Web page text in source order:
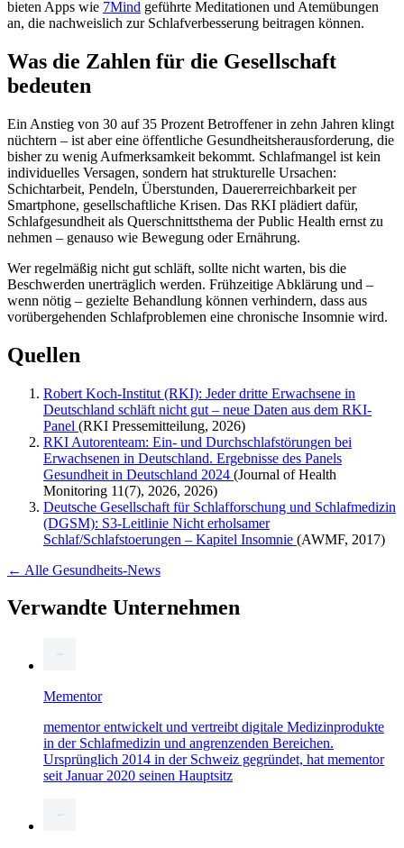
bieten Apps wie 7Mind geführte Meditationen und Atemübungen
an, die nachweislich zur Schlafverbesserung beitragen können.
Was die Zahlen für die Gesellschaft
bedeuten
Ein Anstieg von 30 auf 35 Prozent Betroffener in zehn Jahren klingt
nüchtern – ist aber eine öffentliche Gesundheitsherausforderung, die
bisher zu wenig Aufmerksamkeit bekommt. Schlafmangel ist kein
individuelles Versagen, sondern hat strukturelle Ursachen:
Schichtarbeit, Pendeln, Überstunden, Dauererreichbarkeit per
Smartphone, gesellschaftliche Krisen. Das RKI plädiert dafür,
Schlafgesundheit als Querschnittsthema der Public Health ernst zu
nehmen – genauso wie Bewegung oder Ernährung.
Wer regelmäßig nicht gut schläft, sollte nicht warten, bis die
Beschwerden unerträglich werden. Frühzeitige Abklärung und –
wenn nötig – gezielte Behandlung können verhindern, dass aus
vorübergehenden Schlafproblemen eine chronische Insomnie wird.
Quellen
Robert Koch-Institut (RKI): Jeder dritte Erwachsene in
Deutschland schläft nicht gut – neue Daten aus dem RKI-
Panel (RKI Pressemitteilung, 2026)
RKI Autorenteam: Ein- und Durchschlafstörungen bei
Erwachsenen in Deutschland. Ergebnisse des Panels
Gesundheit in Deutschland 2024 (Journal of Health
Monitoring 11(7), 2026, 2026)
Deutsche Gesellschaft für Schlafforschung und Schlafmedizin
(DGSM): S3-Leitlinie Nicht erholsamer
Schlaf/Schlafstoerungen – Kapitel Insomnie (AWMF, 2017)
← Alle Gesundheits-News
Verwandte Unternehmen
Mementor
mementor entwickelt und vertreibt digitale Medizinprodukte
in der Schlafmedizin und angrenzenden Bereichen.
Ursprünglich 2014 in der Schweiz gegründet, hat mementor
seit Januar 2020 seinen Hauptsitz